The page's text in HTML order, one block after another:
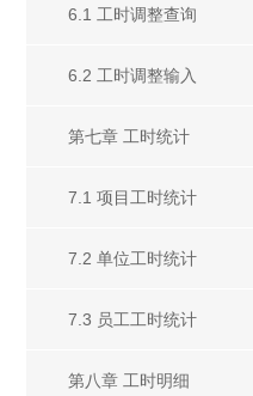
6.1 工时调整查询
6.2 工时调整输入
第七章 工时统计
7.1 项目工时统计
7.2 单位工时统计
7.3 员工工时统计
第八章 工时明细